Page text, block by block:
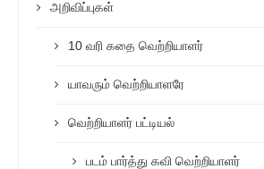
அறிவிப்புகள்
10 வரி கதை வெற்றியாளர்
யாவரும் வெற்றியாளரே
வெற்றியாளர் பட்டியல்
படம் பார்த்து கவி வெற்றியாளர்